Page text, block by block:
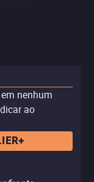
nenhum
ao